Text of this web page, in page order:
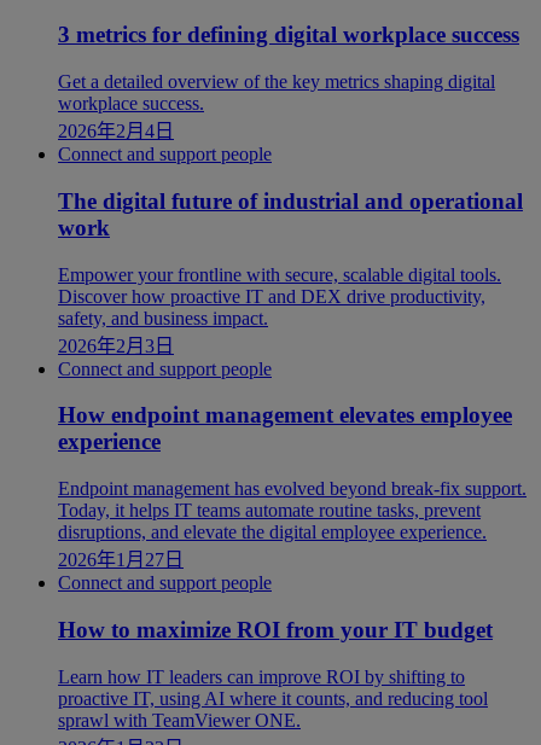
3 metrics for defining digital workplace success
Get a detailed overview of the key metrics shaping digital
workplace success.
2026年2月4日
Connect and support people
The digital future of industrial and operational
work
Empower your frontline with secure, scalable digital tools.
Discover how proactive IT and DEX drive productivity,
safety, and business impact.
2026年2月3日
Connect and support people
How endpoint management elevates employee
experience
Endpoint management has evolved beyond break-fix support.
Today, it helps IT teams automate routine tasks, prevent
disruptions, and elevate the digital employee experience.
2026年1月27日
Connect and support people
How to maximize ROI from your IT budget
Learn how IT leaders can improve ROI by shifting to
proactive IT, using AI where it counts, and reducing tool
sprawl with TeamViewer ONE.